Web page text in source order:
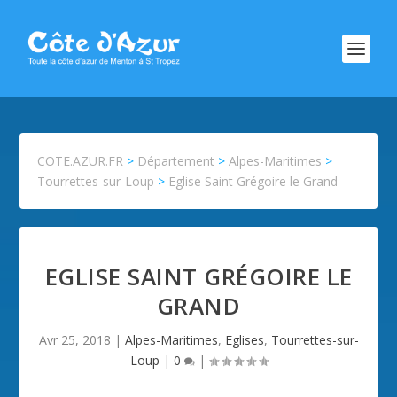
COTE.AZUR.FR > Département >Alpes-Maritimes >
Tourrettes-sur-Loup > Eglise Saint Grégoire le Grand
EGLISE SAINT GRÉGOIRE LE
GRAND
Avr 25, 2018 | Alpes-Maritimes, Eglises, Tourrettes-sur-
Loup | 0 |